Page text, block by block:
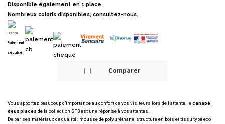
Disponible également en 1 place.
Nombreux coloris disponibles, consultez-nous.
Paiement
sécurisé
Comparer
Vous apportez beaucoup d’importance au confort de vos visiteurs lors de l’attente, lecanapé
deux places de la collection SF3 est une réponse à vos attentes.
De par ses matériaux de qualité : mousse de polyuréthane, structure en bois et tissu type eco